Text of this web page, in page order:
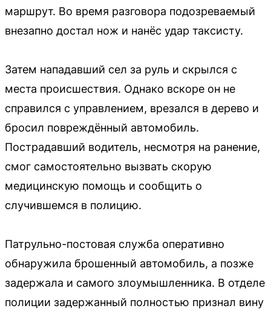
маршрут. Во время разговора подозреваемый
внезапно достал нож и нанёс удар таксисту.
Затем нападавший сел за руль и скрылся с
места происшествия. Однако вскоре он не
справился с управлением, врезался в дерево и
бросил повреждённый автомобиль.
Пострадавший водитель, несмотря на ранение,
смог самостоятельно вызвать скорую
медицинскую помощь и сообщить о
случившемся в полицию.
Патрульно-постовая служба оперативно
обнаружила брошенный автомобиль, а позже
задержала и самого злоумышленника. В отделе
полиции задержанный полностью признал вину